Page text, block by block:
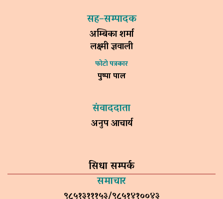
सह–सम्पादक
अम्बिका शर्मा
लक्ष्मी ज्ञवाली
फोटो पत्रकार
पुष्पा पाल
संवाददाता
अनुप आचार्य
सिधा सम्पर्क
समाचार